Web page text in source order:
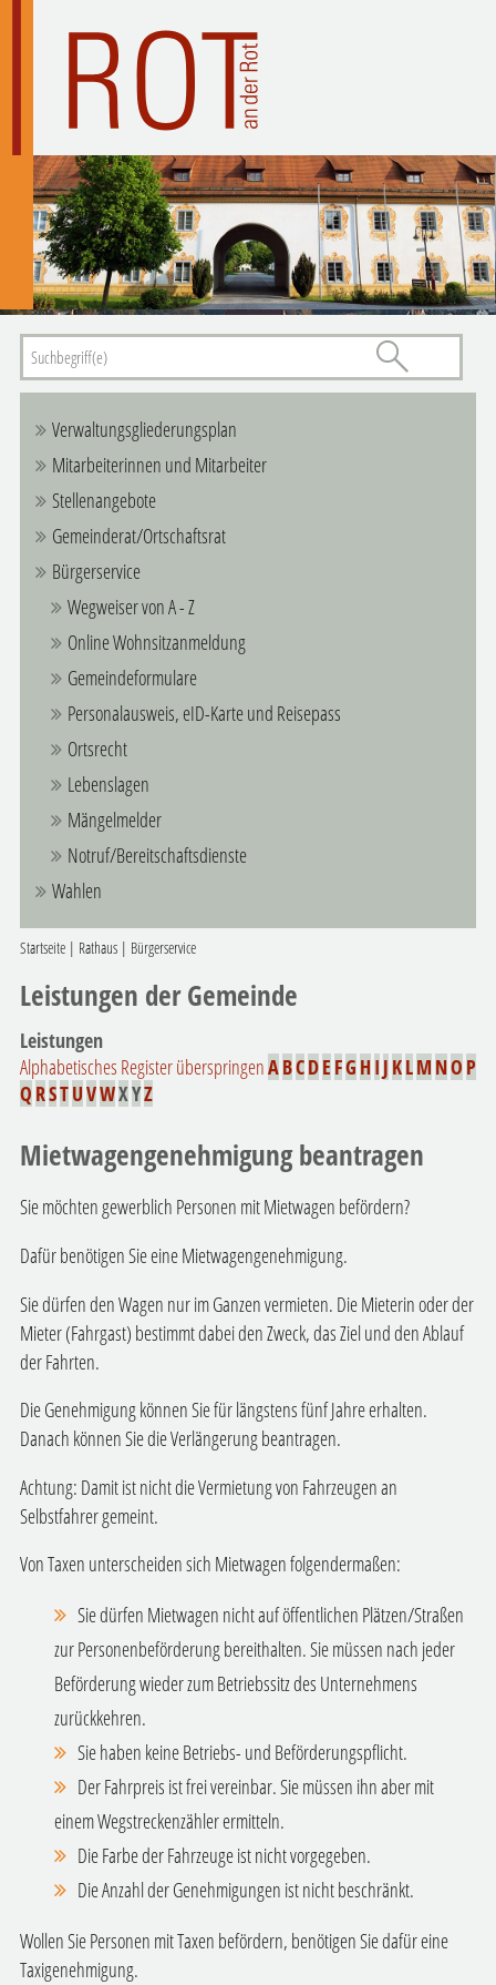
Verwaltungsgliederungsplan
Mitarbeiterinnen und Mitarbeiter
Stellenangebote
Gemeinderat/Ortschaftsrat
Bürgerservice
Wegweiser von A - Z
Online Wohnsitzanmeldung
Gemeindeformulare
Personalausweis, eID-Karte und Reisepass
Ortsrecht
Lebenslagen
Mängelmelder
Notruf/Bereitschaftsdienste
Wahlen
Startseite| Rathaus| Bürgerservice
Leistungen der Gemeinde
Leistungen
Alphabetisches Register überspringenABCDE FG H I J KLM NO P
Q RSTUVWXYZ
Mietwagengenehmigung beantragen
Sie möchten gewerblich Personen mit Mietwagen befördern?
Dafür benötigen Sie eine Mietwagengenehmigung.
Sie dürfen den Wagen nur im Ganzen vermieten. Die Mieterin oder der
Mieter (Fahrgast) bestimmt dabei den Zweck, das Ziel und den Ablauf
der Fahrten.
Die Genehmigung können Sie für längstens fünf Jahre erhalten.
Danach können Sie die Verlängerung beantragen.
Achtung: Damit ist nicht die Vermietung von Fahrzeugen an
Selbstfahrer gemeint.
Von Taxen unterscheiden sich Mietwagen folgendermaßen:
Sie dürfen Mietwagen nicht auf öffentlichen Plätzen/Straßen
zur Personenbeförderung bereithalten. Sie müssen nach jeder
Beförderung wieder zum Betriebssitz des Unternehmens
zurückkehren.
Sie haben keine Betriebs- und Beförderungspflicht.
Der Fahrpreis ist frei vereinbar. Sie müssen ihn aber mit
einemWegstreckenzähler ermitteln.
Die Farbe der Fahrzeuge ist nicht vorgegeben.
Die Anzahl der Genehmigungen ist nicht beschränkt.
Wollen Sie Personen mit Taxen befördern, benötigen Sie dafür eine
Taxigenehmigung.